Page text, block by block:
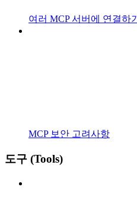
여러 MCP 서버에 연결하기
MCP 보안 고려사항
도구 (Tools)